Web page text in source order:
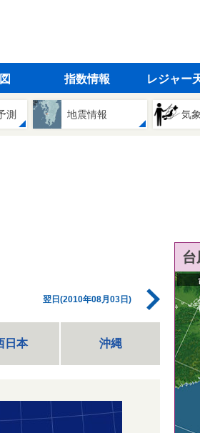
指数情報 レジャー
測 地震情報 気
翌日(2010年08月03日)
日本 沖縄